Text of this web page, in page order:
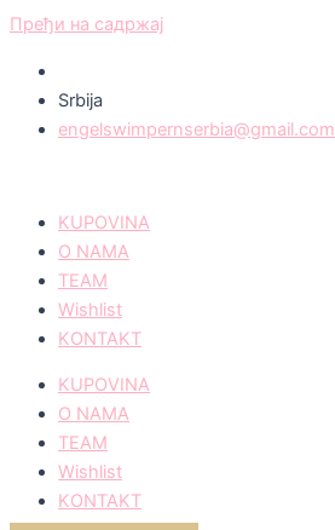
Пређи на садржај
Srbija
engelswimpernserbia@gmail.com
KUPOVINA
O NAMA
TEAM
Wishlist
KONTAKT
KUPOVINA
O NAMA
TEAM
Wishlist
KONTAKT